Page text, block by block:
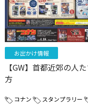
お出かけ情報
【GW】首都近郊の人
方
コナン スタンプラリー